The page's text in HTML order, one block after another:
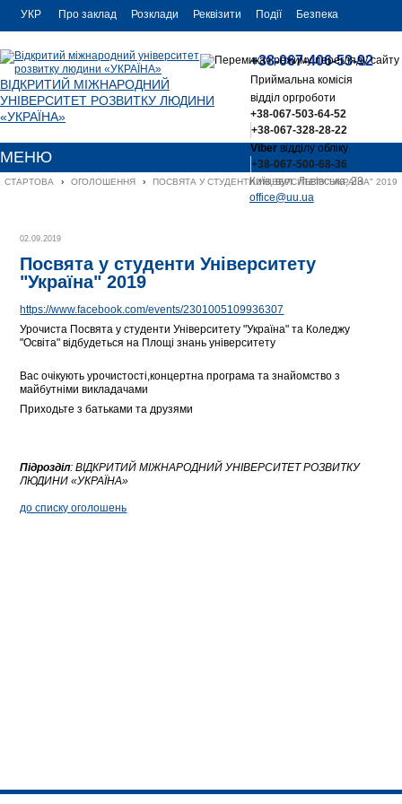
УКР
ENG
Про заклад Розклади Реквізити Події Безпека
ВІДКРИТИЙ МІЖНАРОДНИЙ
УНІВЕРСИТЕТ РОЗВИТКУ ЛЮДИНИ
«УКРАЇНА»
+38-067-406-53-92
Приймальна комісія
відділ оргроботи
+38-067-503-64-52
+38-067-328-28-22
Viberвідділу обліку
+38-067-500-68-36
Київ, вул. Львівська, 23
office@uu.ua
МЕНЮ
СТАРТОВА › ОГОЛОШЕННЯ › ПОСВЯТА У СТУДЕНТИ УНІВЕРСИТЕТУ "УКРАЇНА" 2019
02.09.2019
Посвята у студенти Університету
"Україна" 2019
https://www.facebook.com/events/2301005109936307
Урочиста Посвята у студенти Університету "Україна" та Коледжу
"Освіта" відбудеться на Площі знань університету
Вас очікують урочистості,концертна програма та знайомство з
майбутніми викладачами
Приходьте з батьками та друзями
Підрозділ:ВІДКРИТИЙ МІЖНАРОДНИЙ УНІВЕРСИТЕТ РОЗВИТКУ
ЛЮДИНИ «УКРАЇНА»
до списку оголошень